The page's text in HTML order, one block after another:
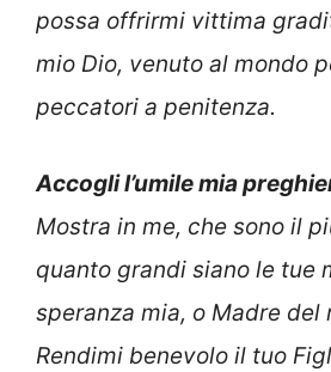
possa offrirmi vittima
mio Dio, venuto al mondo
peccatori a penitenza.
Accogli l’umile mia
Mostra in me, che sono il
quanto grandi siano le tue
speranza mia, o Madre del
Rendimi benevolo il tuo